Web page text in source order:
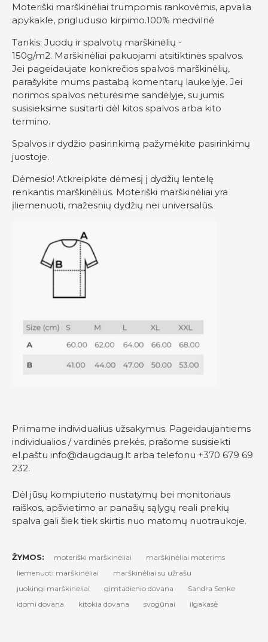
Moteriški marškinėliai trumpomis rankovėmis, apvalia
apykakle, prigludusio kirpimo.100% medvilnė
Tankis: Juodų ir spalvotų marškinėlių -
150g/m2. Marškinėliai pakuojami atsitiktinės spalvos.
Jei pageidaujate konkrečios spalvos marškinėlių,
parašykite mums pastabą komentarų laukelyje. Jei
norimos spalvos neturėsime sandėlyje, su jumis
susisieksime susitarti dėl kitos spalvos arba kito
termino.
Spalvos ir dydžio pasirinkimą pažymėkite pasirinkimų
juostoje.
Dėmesio! Atkreipkite dėmesį į dydžių lentelę
renkantis marškinėlius. Moteriški marškinėliai yra
įliemenuoti, mažesnių dydžių nei universalūs.
Priimame individualius užsakymus. Pageidaujantiems
individualios / vardinės prekės, prašome susisiekti
el.paštu info@daugdaug.lt arba telefonu +370 679 69
232.
Dėl jūsų kompiuterio nustatymų bei monitoriaus
raiškos, apšvietimo ar panašių sąlygų reali prekių
spalva gali šiek tiek skirtis nuo matomų nuotraukoje.
ŽYMOS: moteriški marškinėliai
marškinėliai moterims
liemenuoti marškinėliai
marškinėliai su užrašu
juokingi marškinėliai
gimtadienio dovana
Sandra Senkė
idomi dovana
kitokia dovana svogūnai ilgakasė